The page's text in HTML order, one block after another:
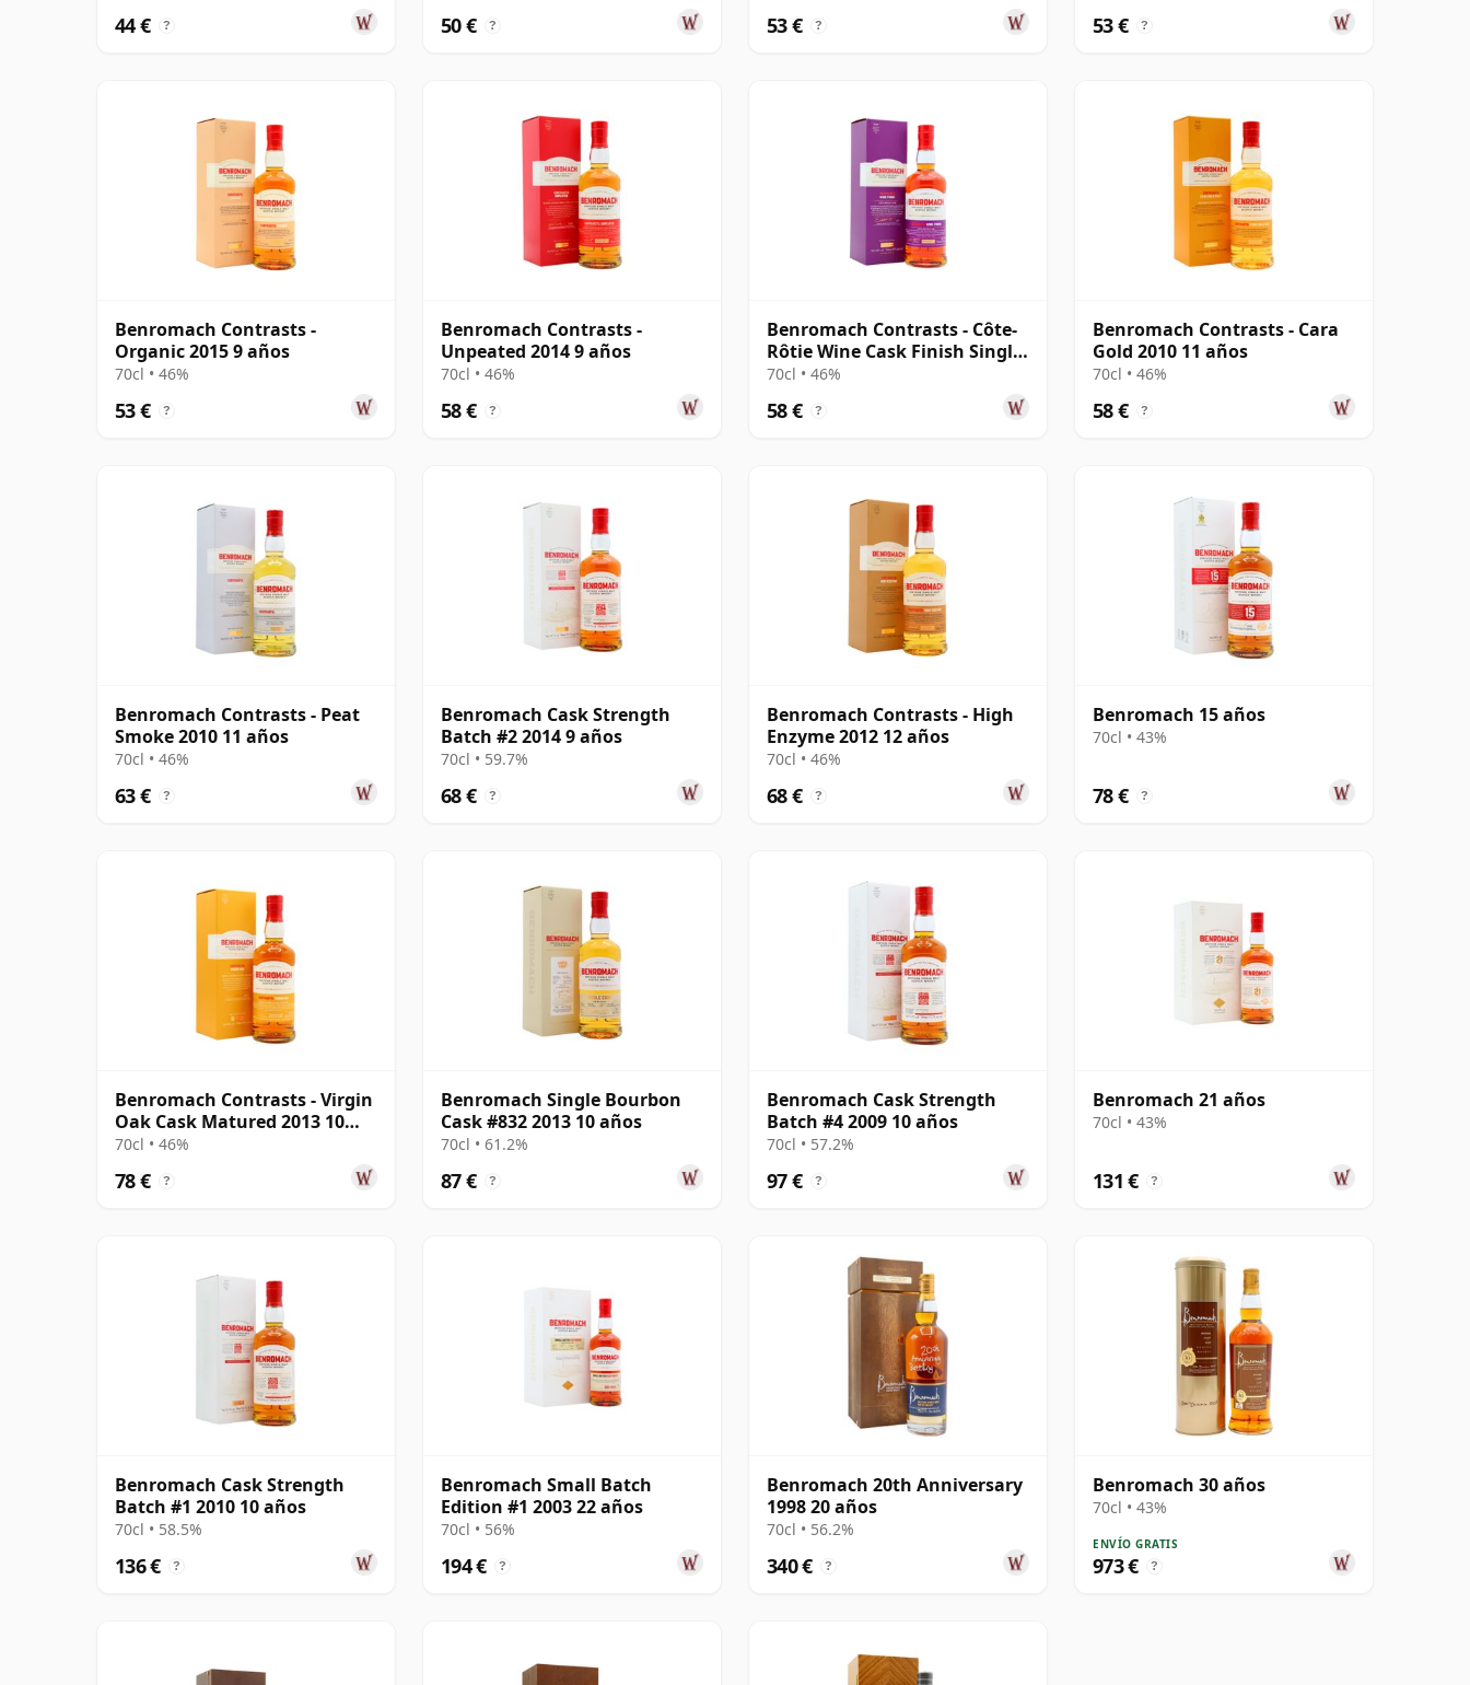
44 € ? 50 € ? 53 € ? 53 € ?
Benromach Contrasts -
Organic 2015 9 años
70cl • 46%
53 € ?
Benromach Contrasts -
Unpeated 2014 9 años
70cl • 46%
58 € ?
Benromach Contrasts - Côte-
Rôtie Wine Cask Finish Single
M 2014 12 años
70cl • 46%
58 € ?
Benromach Contrasts - Cara
Gold 2010 11 años
70cl • 46%
58 € ?
Benromach Contrasts - Peat
Smoke 2010 11 años
70cl • 46%
63 € ?
Benromach Cask Strength
Batch #2 2014 9 años
70cl • 59.7%
68 € ?
Benromach Contrasts - High
Enzyme 2012 12 años
70cl • 46%
68 € ?
Benromach 15 años
70cl • 43%
78 € ?
Benromach Contrasts - Virgin
Oak Cask Matured 2013 10
años
70cl • 46%
78 € ?
Benromach Single Bourbon
Cask #832 2013 10 años
70cl • 61.2%
87 € ?
Benromach Cask Strength
Batch #4 2009 10 años
70cl • 57.2%
97 € ?
Benromach 21 años
70cl • 43%
131 € ?
Benromach Cask Strength
Batch #1 2010 10 años
70cl • 58.5%
136 € ?
Benromach Small Batch
Edition #1 2003 22 años
70cl • 56%
194 € ?
Benromach 20th Anniversary
1998 20 años
70cl • 56.2%
340 € ?
Benromach 30 años
70cl • 43%
ENVÍO GRATIS
973 € ?